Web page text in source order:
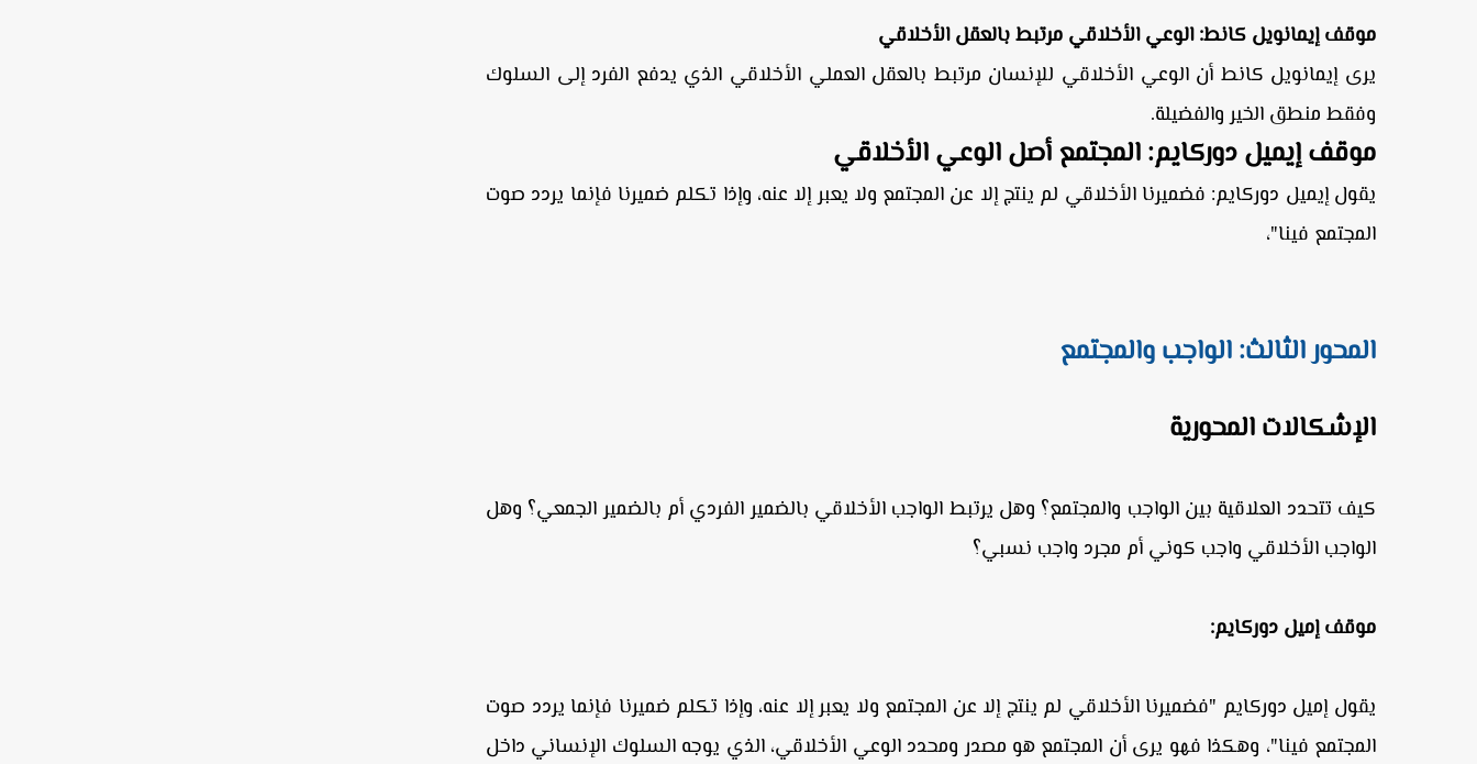
موقف إيمانويل كانط: الوعي الأخلاقي مرتبط بالعقل الأخلاقي
يرى إيمانويل كانط أن الوعي الأخلاقي للإنسان مرتبط بالعقل العملي الأخلاقي الذي يدفع الفرد إلى السلوك
وفقط منطق الخير والفضيلة.
موقف إيميل دوركايم: المجتمع أصل الوعي الأخلاقي
يقول إيميل دوركايم: فضميرنا الأخلاقي لم ينتج إلا عن المجتمع ولا يعبر إلا عنه، وإذا تكلم ضميرنا فإنما يردد صوت
المجتمع فينا"،
المحور الثالث: الواجب والمجتمع
الإشكالات المحورية
كيف تتحدد العلاقية بين الواجب والمجتمع؟ وهل يرتبط الواجب الأخلاقي بالضمير الفردي أم بالضمير الجمعي؟ وهل
الواجب الأخلاقي واجب كوني أم مجرد واجب نسبي؟
موقف إميل دوركايم:
يقول إميل دوركايم "فضميرنا الأخلاقي لم ينتج إلا عن المجتمع ولا يعبر إلا عنه، وإذا تكلم ضميرنا فإنما يردد صوت
المجتمع فينا"، وهكذا فهو يرى أن المجتمع هو مصدر ومحدد الوعي الأخلاقي، الذي يوجه السلوك الإنساني داخل